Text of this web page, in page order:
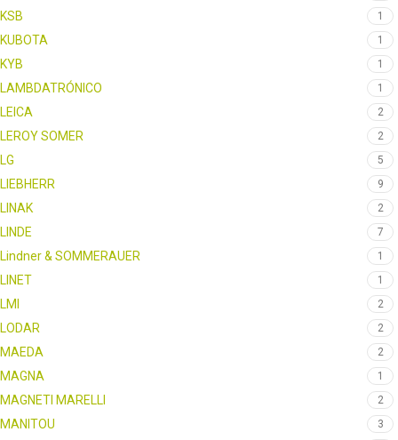
KSB 1
KUBOTA 1
KYB 1
LAMBDATRÓNICO 1
LEICA 2
LEROY SOMER 2
LG 5
LIEBHERR 9
LINAK 2
LINDE 7
Lindner & SOMMERAUER 1
LINET 1
LMI 2
LODAR 2
MAEDA 2
MAGNA 1
MAGNETI MARELLI 2
MANITOU 3